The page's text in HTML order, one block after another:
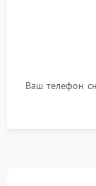
Ваш телефон